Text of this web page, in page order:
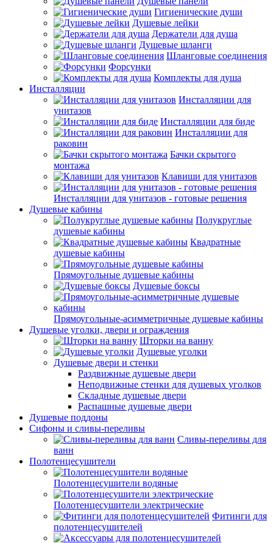
Гигиенические души
Душевые лейки
Держатели для душа
Душевые шланги
Шланговые соединения
Форсунки
Комплекты для душа
Инсталляции
Инсталляции для
унитазов
Инсталляции для биде
Инсталляции для
раковин
Бачки скрытого
монтажа
Клавиши для унитазов
Инсталляции для унитазов - готовые решения
Душевые кабины
Полукруглые
душевые кабины
Квадратные
душевые кабины
Прямоугольные душевые кабины
Душевые боксы
Прямоугольные-асимметричные душевые кабины
Душевые уголки, двери и ограждения
Шторки на ванну
Душевые уголки
Душевые двери и стенки
Раздвижные душевые двери
Неподвижные стенки для душевых уголков
Складные душевые двери
Распашные душевые двери
Душевые поддоны
Сифоны и сливы-переливы
Сливы-переливы для
ванн
Полотенцесушители
Полотенцесушители водяные
Полотенцесушители электрические
Фитинги для
полотенцесушителей